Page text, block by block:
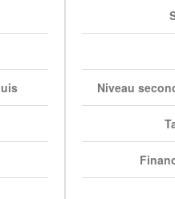
Niveau